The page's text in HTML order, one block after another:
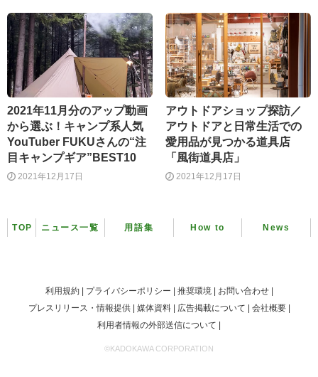
2021年11月分のアップ動画
から選ぶ！キャンプ系人気
YouTuber FUKUさんの“注
目キャンプギア”BEST10
2021年12月17日
アウトドアショップ探訪／
アウトドアと日常生活での
愛用品が見つかる道具店
「風街道具店」
2021年12月17日
TOP ニュース一覧 用語集 How to News
利用規約 プライバシーポリシー 推奨環境
お問い合わせ
プレスリリース・情報提供
媒体資料 広告掲載について
会社概要
利用者情報の外部送信について
©KADOKAWA CORPORATION